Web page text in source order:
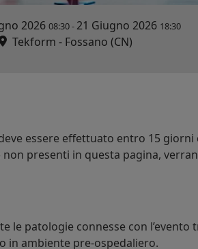
2026 08:30- 21 Giugno 2026 18:30
Tekform - Fossano (CN)
essere effettuato entro 15 giorni
presenti in questa pagina,
le patologie connesse con l’evento
in ambiente pre-ospedaliero.